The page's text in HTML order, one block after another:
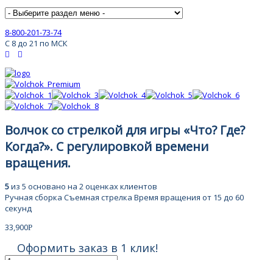
8-800-201-73-74
С 8 до 21 по МСК
Волчок со стрелкой для игры «Что? Где?
Когда?». С регулировкой времени
вращения.
5из 5 основано на 2оценках клиентов
Ручная сборка Съемная стрелка Время вращения от 15 до 60
секунд
33,900Р
Оформить заказ в 1 клик!